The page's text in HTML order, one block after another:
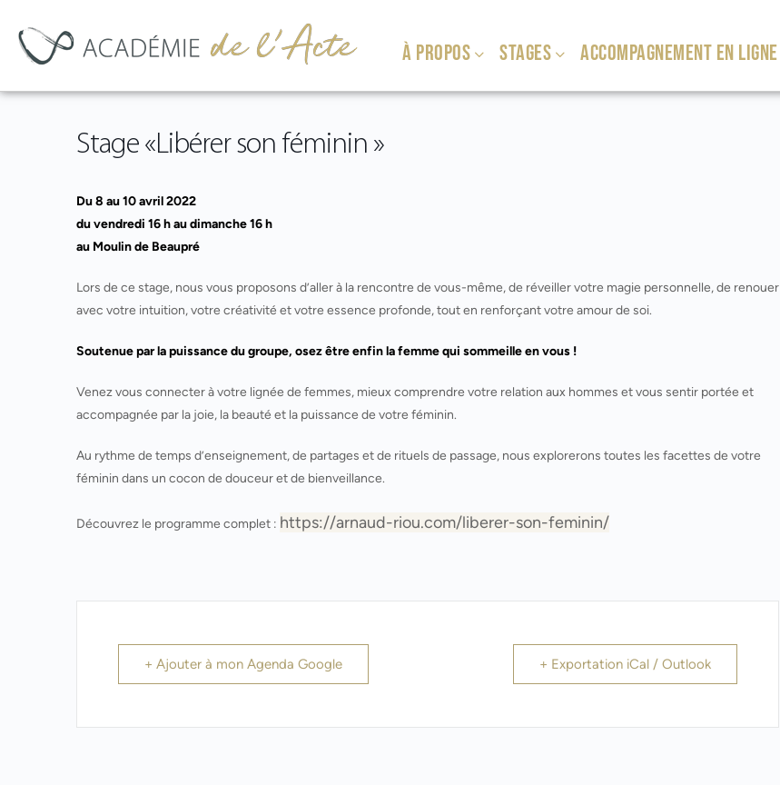
À PROPOS STAGES ACCOMPAGNEMENT EN LIGNE
Stage «Libérer son féminin »
Du 8 au 10 avril 2022
du vendredi 16 h au dimanche 16 h
au Moulin de Beaupré
Lors de ce stage, nous vous proposons d’aller à la rencontre de vous-même, de réveiller votre magie personnelle, de renouer
avec votre intuition, votre créativité et votre essence profonde, tout en renforçant votre amour de soi.
Soutenue par la puissance du groupe, osez être enfin la femme qui sommeille en vous !
Venez vous connecter à votre lignée de femmes, mieux comprendre votre relation aux hommes et vous sentir portée et
accompagnée par la joie, la beauté et la puissance de votre féminin.
Au rythme de temps d’enseignement, de partages et de rituels de passage, nous explorerons toutes les facettes de votre
féminin dans un cocon de douceur et de bienveillance.
Découvrez le programme complet : https://arnaud-riou.com/liberer-son-feminin/
+ Ajouter à mon Agenda Google + Exportation iCal / Outlook